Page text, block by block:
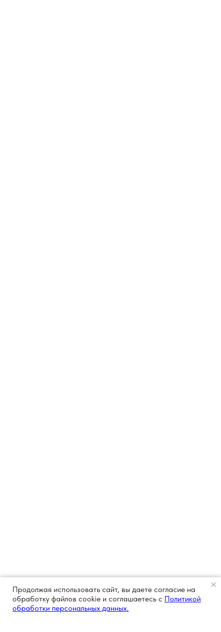
Продолжая использовать сайт, вы даете согласие на
обработку файлов cookie и соглашаетесь с Политикой
обработки персональных данных.